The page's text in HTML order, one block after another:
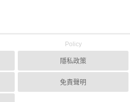
Policy
隱私政策
免責聲明